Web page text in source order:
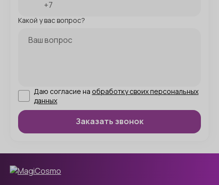
Какой у вас вопрос?
Даю согласие на обработку своих персональных
данных